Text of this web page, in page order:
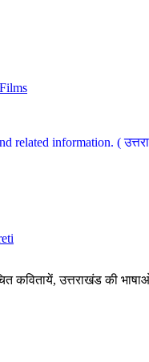
information. (
कवितायें, उत्तराखंड की